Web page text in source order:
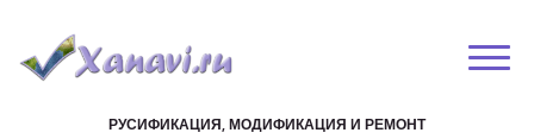
РУСИФИКАЦИЯ, МОДИФИКАЦИЯ И РЕМОНТ